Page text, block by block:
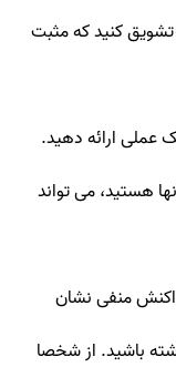
تشویق کنید که مثبت
عملی ارائه دهید.
هستید، می تواند
منفی نشان
باشید. از شخصا